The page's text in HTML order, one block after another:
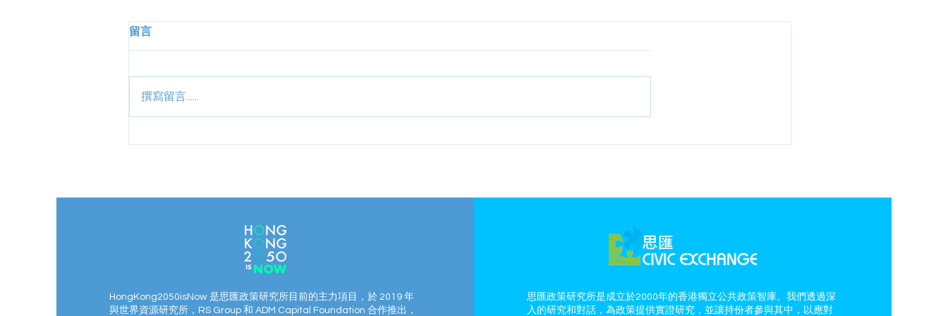
2024年度KEL環境教育領袖計
留言
撰寫留言......
HongKong2050isNow 是思匯政策研究所目前的主力項目，於 2019 年
與世界資源研究所，RS Group 和 ADM Capital Foundation 合作推出，
思匯政策研究所是成立於2000年的香港獨立公共政策智庫。我們透過深
入的研究和對話，為政策提供實證研究，並讓持份者參與其中，以應對